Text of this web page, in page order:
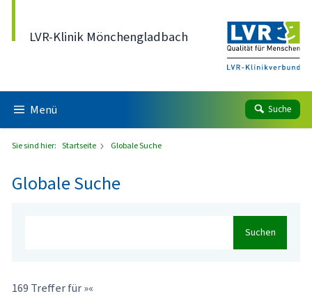
LVR-Klinik Mönchengladbach
Menü Suche
Sie sind hier: Startseite Globale Suche
Globale Suche
Suchen
169 Treffer für »«